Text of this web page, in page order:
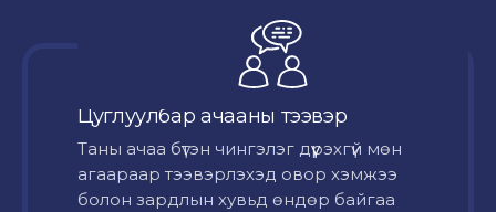
Цуглуулбар ачааны тээвэр
Таны ачаа бүтэн чингэлэг дүүрэхгүй мөн
агаараар тээвэрлэхэд овор хэмжээ
болон зардлын хувьд өндөр байгаа